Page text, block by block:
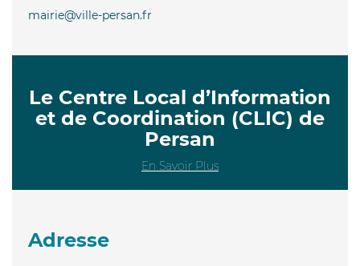
mairie@ville-persan.fr
Le Centre Local d’Information
et de Coordination (CLIC) de
Persan
En Savoir Plus
Adresse